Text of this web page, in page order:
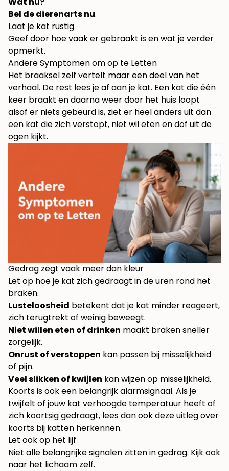
Bel de dierenarts nu.
Laat je kat rustig.
Geef door hoe vaak er gebraakt is en wat je verder
opmerkt.
Andere Symptomen om op te Letten
Het braaksel zelf vertelt maar een deel van het
verhaal. De rest lees je af aan je kat. Een kat die één
keer braakt en daarna weer door het huis loopt
alsof er niets gebeurd is, ziet er heel anders uit dan
een kat die zich verstopt, niet wil eten en dof uit de
ogen kijkt.
Gedrag zegt vaak meer dan kleur
Let op hoe je kat zich gedraagt in de uren rond het
braken.
Lusteloosheid betekent dat je kat minder reageert,
zich terugtrekt of weinig beweegt.
Niet willen eten of drinken maakt braken sneller
zorgelijk.
Onrust of verstoppen kan passen bij misselijkheid
of pijn.
Veel slikken of kwijlen kan wijzen op misselijkheid.
Koorts is ook een belangrijk alarmsignaal. Als je
twijfelt of jouw kat verhoogde temperatuur heeft of
zich koortsig gedraagt, lees dan ook deze uitleg over
koorts bij katten herkennen.
Let ook op het lijf
Niet alle belangrijke signalen zitten in gedrag. Kijk ook
naar het lichaam zelf.